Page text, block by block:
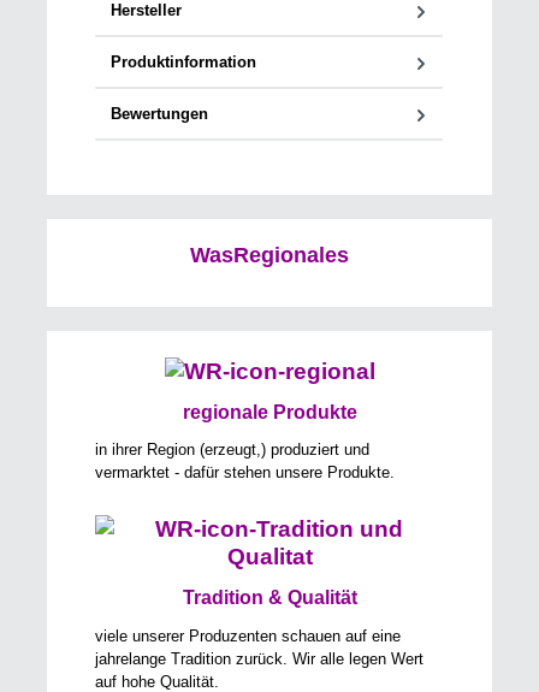
Hersteller
Produktinformation
Bewertungen
WasRegionales
regionale Produkte
in ihrer Region (erzeugt,) produziert und
vermarktet - dafür stehen unsere Produkte.
Tradition & Qualität
viele unserer Produzenten schauen auf eine
jahrelange Tradition zurück. Wir alle legen Wert
auf hohe Qualität.